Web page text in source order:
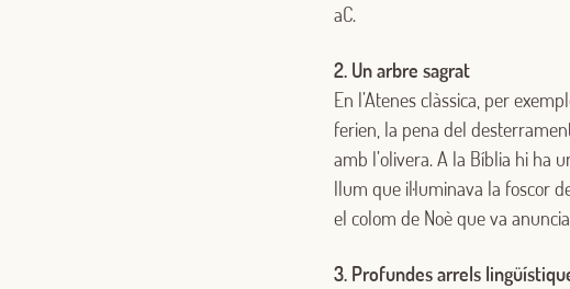
aC.
2. Un arbre sagrat
En l’Atenes clàssica, per
ferien, la pena del
amb l’olivera. A la Bíblia hi ha
llum que il·luminava la foscor
el colom de Noè que va
3. Profundes arrels
O
Correu